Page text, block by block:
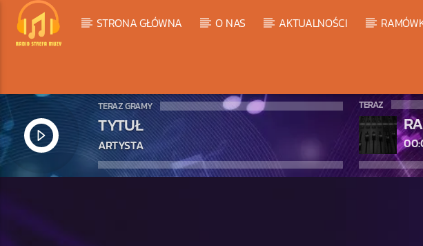
STRONA GŁÓWNA O NAS AKTUALNOŚCI
TERAZ GRAMY
TYTUŁ
ARTYSTA
TERAZ